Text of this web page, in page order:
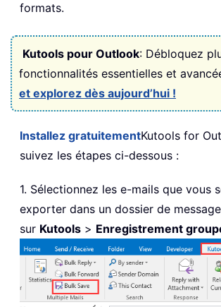
formats.
Kutools pour Outlook: Débloquez
fonctionnalités essentielles et
et explorez dès aujourd’hui !
Installez gratuitementKutools for
suivez les étapes ci-dessous :
1. Sélectionnez les e-mails que vous
exporter dans un dossier de
sur Kutools > Enregistrement